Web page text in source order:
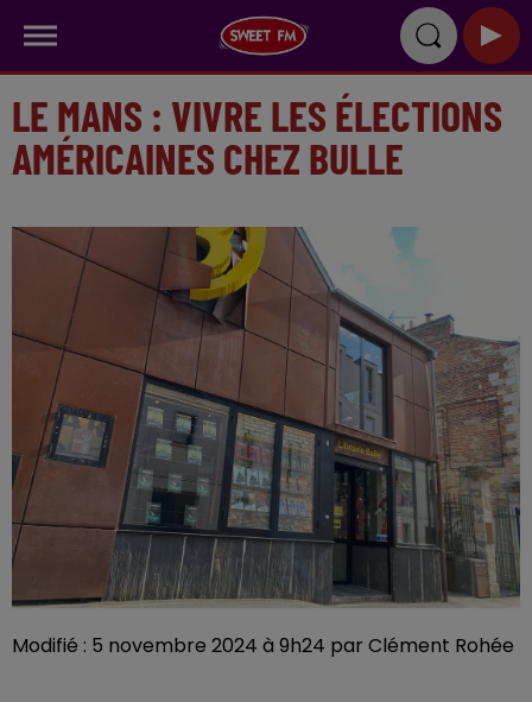
LE MANS : VIVRE LES ÉLECTIONS
AMÉRICAINES CHEZ BULLE
Modifié : 5 novembre 2024 à 9h24 par Clément Rohée